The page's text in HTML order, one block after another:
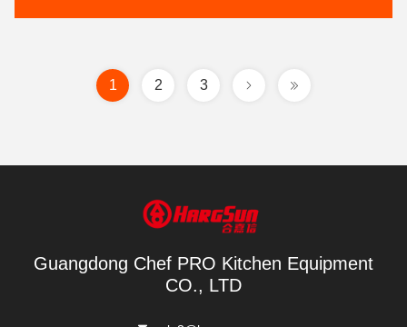
1 2 3
Guangdong Chef PRO Kitchen Equipment
CO., LTD